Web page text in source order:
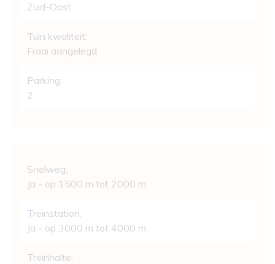
Zuid-Oost
Tuin kwaliteit:
Fraai aangelegd
Parking:
2
Snelweg:
Ja - op 1500 m tot 2000 m
Treinstation:
Ja - op 3000 m tot 4000 m
Treinhalte: